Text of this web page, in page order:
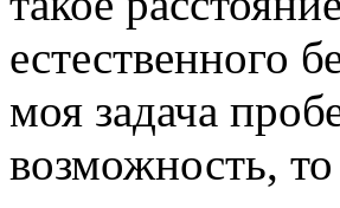
естественного
моя задача
возможность,